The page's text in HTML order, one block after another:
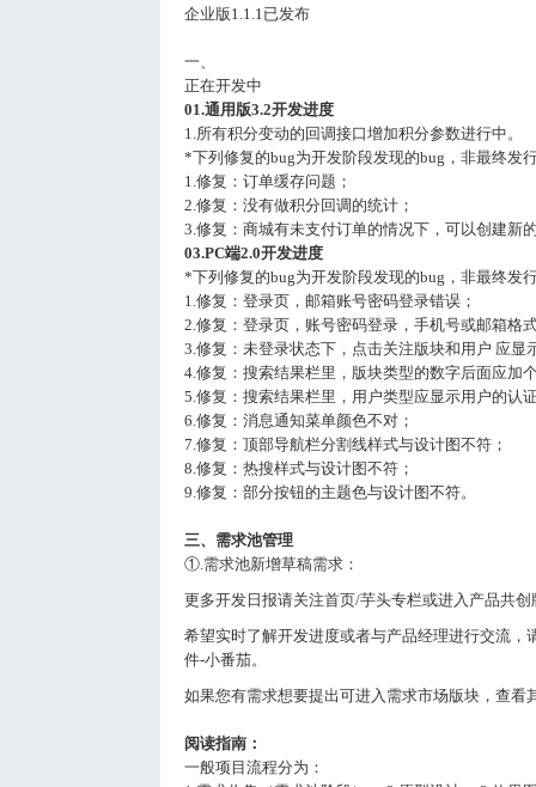
企业版1.1.1已发布
一、
正在开发中
01.通用版3.2开发进度
1.所有积分变动的回调接口增加积分参数进行中。
*下列修复的bug为开发阶段发现的bug，非最终发
1.修复：订单缓存问题；
2.修复：没有做积分回调的统计；
3.修复：商城有未支付订单的情况下，可以创建新
03.PC端2.0开发进度
*下列修复的bug为开发阶段发现的bug，非最终发
1.修复：登录页，邮箱账号密码登录错误；
2.修复：登录页，账号密码登录，手机号或邮箱格
3.修复：未登录状态下，点击关注版块和用户 应显
4.修复：搜索结果栏里，版块类型的数字后面应加
5.修复：搜索结果栏里，用户类型应显示用户的认
6.修复：消息通知菜单颜色不对；
7.修复：顶部导航栏分割线样式与设计图不符；
8.修复：热搜样式与设计图不符；
9.修复：部分按钮的主题色与设计图不符。
三、需求池管理
①.需求池新增草稿需求：
更多开发日报请关注首页/芋头专栏或进入产品共创
希望实时了解开发进度或者与产品经理进行交流，
件-小番茄。
如果您有需求想要提出可进入需求市场版块，查
阅读指南：
一般项目流程分为：